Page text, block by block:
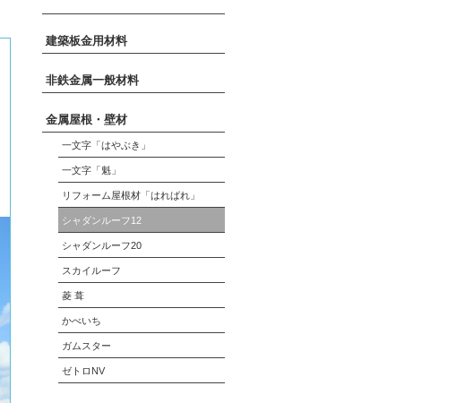
建築板金用材料
非鉄金属一般材料
金属屋根・壁材
一文字「はやぶき」
一文字「魁」
リフォーム屋根材「はればれ」
シャダンルーフ12
シャダンルーフ20
スカイルーフ
菱 葺
かべいち
ガムスター
ゼトロNV